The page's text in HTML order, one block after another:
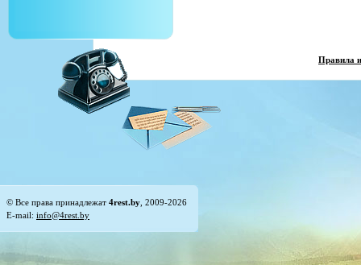
Правила
© Все права принадлежат 4rest.by , 2009-2026
E-mail: info@4rest.by